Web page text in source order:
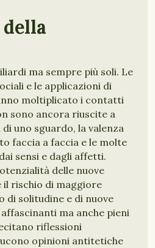
ma sempre più soli. Le
e le applicazioni di
moltiplicato i contatti
sono ancora riuscite a
uno sguardo, la valenza
faccia a faccia e le molte
sensi e dagli affetti.
delle nuove
il rischio di maggiore
di solitudine e di nuove
ma anche pieni
riflessioni
opinioni antitetiche